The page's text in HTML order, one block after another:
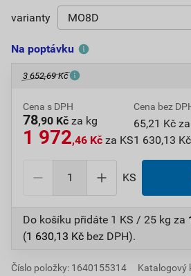
varianty
Na poptávku
3 652,69 Kč
Cena s DPH
78,90 Kč za kg
1 972,46 Kč za KS
Cena bez
65,21 Kč
1 630,13
KS
Do košíku přidáte 1 KS / 25 kg za
(1 630,13 Kč bez DPH).
Číslo položky: 1640155314
Katalogový